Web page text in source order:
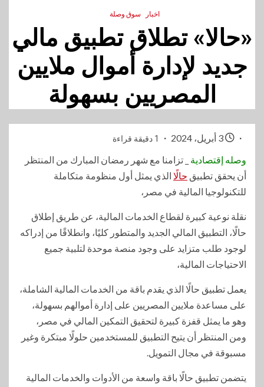
اخبار سوق وصلة
«حالا» تطلاق تطبيق مالي
جديد لإدارة أموال ملايين
المصريين بسهولة
1 دقيقة قراءة
وصله إقتصادية _ تزامنا مع شهر رمضان المبارك من المنتظر
أن يحقق تطبيق حالًا الذي يمثل أول منظومة متكاملة
للتكنولوجيا المالية في مصر،
نقلة نوعية كبيرة لقطاع الخدمات المالية، عن طريق إطلاق
حالًا، التطبيق المالي الجديد والمتطور كليًا، وانطلاقًا من إدراكه
لوجود طلب متزايد على وجود منصة موحدة لتلبية جميع
الاحتياجات المالية،
يعمل تطبيق حالًا الذي يقدم باقة من الخدمات المالية الشاملة،
على مساعدة ملايين المصريين على إدارة أموالهم بسهولة،
وهو ما يمثل قفزة كبيرة لتحقيق التمكين المالي في مصر،
ومن المنتظر أن يتيح التطبيق للمستخدمين حلولًا مبتكرة وغير
مسبوقة في مجال التمويل.
يتضمن تطبيق حالًا باقة واسعة من الأدوات والخدمات المالية